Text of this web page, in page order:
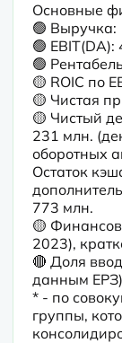
Основные
🟢 Выручка:
🟢
🟢
🟡 ROIC по
🟡 Чистая
🟡 Чистый
231 млн.
оборотных
Остаток
773 млн.
🟡
2023),
🔴 Доля
данным ЕРЗ)
* - по
группы,